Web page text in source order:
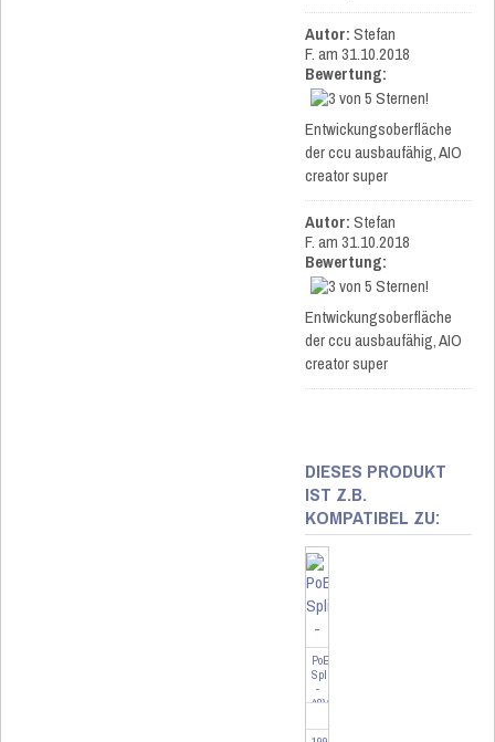
Autor:Stefan
F.am 31.10.2018
Bewertung:
Entwickungsoberfläche
der ccu ausbaufähig, AIO
creator super
Autor:Stefan
F.am 31.10.2018
Bewertung:
Entwickungsoberfläche
der ccu ausbaufähig, AIO
creator super
DIESES PRODUKT
IST Z.B.
KOMPATIBEL ZU:
PoE
Splitter
-
48V
5V